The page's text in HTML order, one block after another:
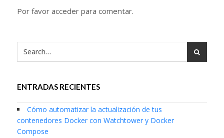
Por favor acceder para comentar.
ENTRADAS RECIENTES
Cómo automatizar la actualización de tus
contenedores Docker con Watchtower y Docker
Compose